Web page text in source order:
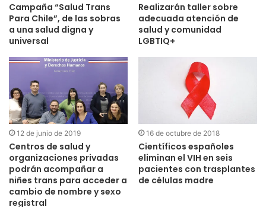
Campaña “Salud Trans
Para Chile”, de las sobras
a una salud digna y
universal
Realizarán taller sobre
adecuada atención de
salud y comunidad
LGBTIQ+
12 de junio de 2019
Centros de salud y
organizaciones privadas
podrán acompañar a
niñes trans para acceder a
cambio de nombre y sexo
registral
16 de octubre de 2018
Científicos españoles
eliminan el VIH en seis
pacientes con trasplantes
de células madre